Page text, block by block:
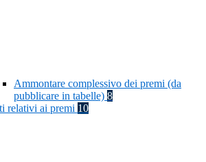
Ammontare complessivo dei premi (da
pubblicare in tabelle) 8
relativi ai premi 10